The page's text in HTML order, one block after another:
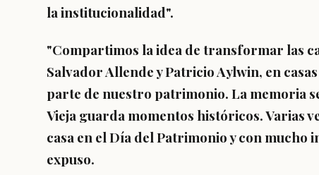
la institucionalidad".
"Compartimos la idea de transformar las
Salvador Allende y Patricio Aylwin, en
parte de nuestro patrimonio. La memoria
Vieja guarda momentos históricos. Varias
casa en el Día del Patrimonio y con mucho
expuso.